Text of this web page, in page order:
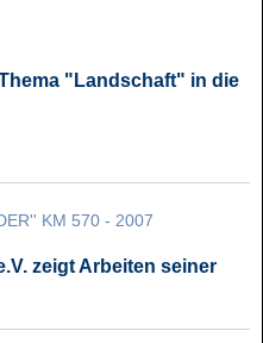
"Landschaft" in die
KM 570 - 2007
zeigt Arbeiten seiner